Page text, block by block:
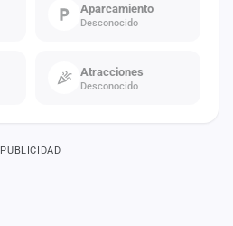
Aparcamiento
Desconocido
Atracciones
Desconocido
PUBLICIDAD